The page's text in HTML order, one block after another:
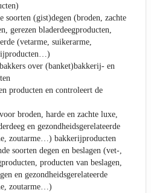
soorten (gist)degen (broden, zachte
gerezen bladerdeegproducten,
(vetarme, suikerarme,
over (banket)bakkerij- en
producten en controleert de
broden, harde en zachte luxe,
en gezondheidsgerelateerde
zoutarme…) bakkerijproducten
soorten degen en beslagen (vet-,
producten van beslagen,
en gezondheidsgerelateerde
zoutarme…)